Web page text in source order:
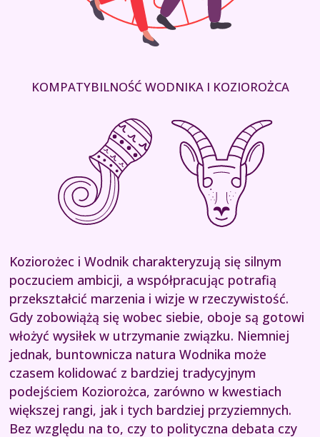
KOMPATYBILNOŚĆ WODNIKA I KOZIOROŻCA
Koziorożec i Wodnik charakteryzują się silnym
poczuciem ambicji, a współpracując potrafią
przekształcić marzenia i wizje w rzeczywistość.
Gdy zobowiążą się wobec siebie, oboje są gotowi
włożyć wysiłek w utrzymanie związku. Niemniej
jednak, buntownicza natura Wodnika może
czasem kolidować z bardziej tradycyjnym
podejściem Koziorożca, zarówno w kwestiach
większej rangi, jak i tych bardziej przyziemnych.
Bez względu na to, czy to polityczna debata czy